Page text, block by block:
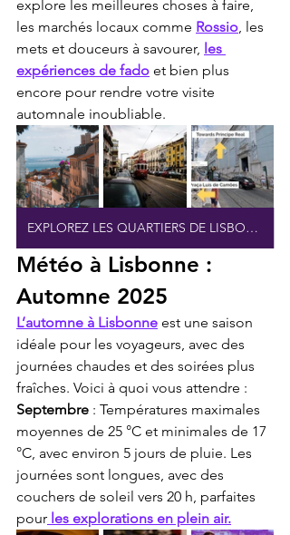
explore les meilleures choses à faire,
les marchés locaux comme Rossio, les
mets et douceurs à savourer, les
expériences de fado et bien plus
encore pour rendre votre visite
automnale inoubliable.
EXPLOREZ LES QUARTIERS DE LISBONNE
Météo à Lisbonne :
Automne 2025
L’automne à Lisbonne est une saison
idéale pour les voyageurs, avec des
journées chaudes et des soirées plus
fraîches. Voici à quoi vous attendre :
Septembre : Températures maximales
moyennes de 25 °C et minimales de 17
°C, avec environ 5 jours de pluie. Les
journées sont longues, avec des
couchers de soleil vers 20 h, parfaites
pour les explorations en plein air.